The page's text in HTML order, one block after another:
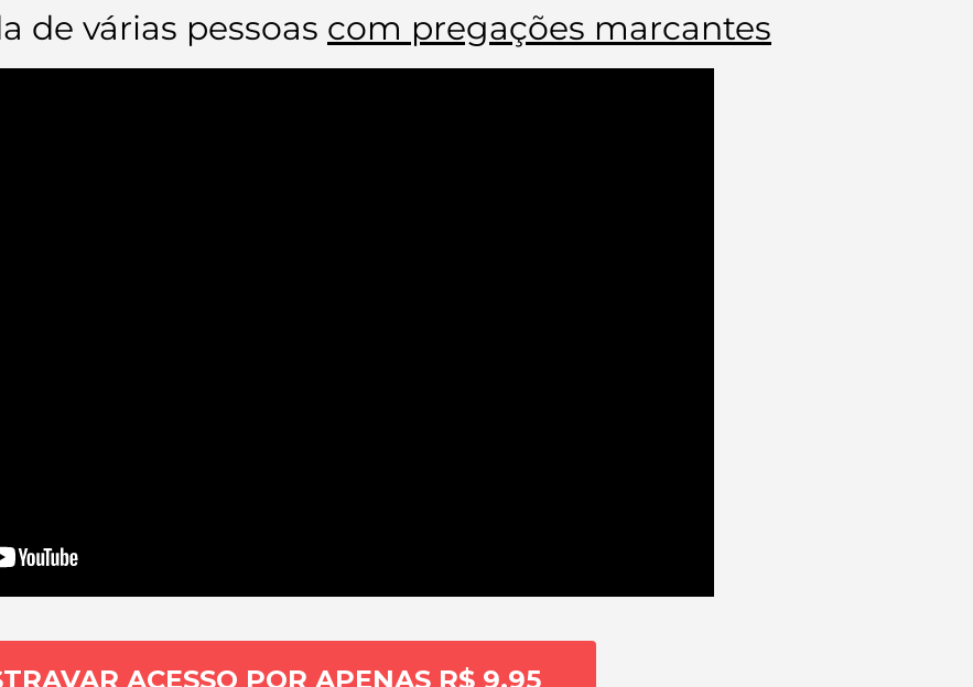
de várias pessoas com pregações marcantes
ACESSO POR APENAS R$ 9,95